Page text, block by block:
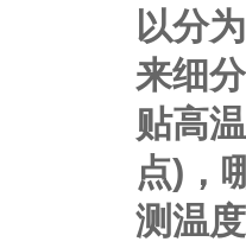
以分
来细
贴高
点)，
测温